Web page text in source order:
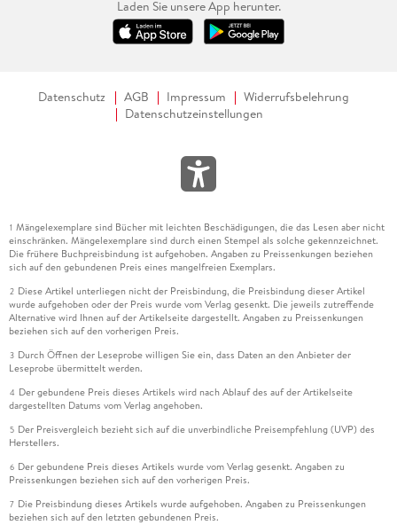
Laden Sie unsere App herunter.
Datenschutz AGB Impressum
Widerrufsbelehrung
Datenschutzeinstellungen
1 Mängelexemplare sind Bücher mit leichten Beschädigungen, die das Lesen aber nicht
einschränken. Mängelexemplare sind durch einen Stempel als solche gekennzeichnet.
Die frühere Buchpreisbindung ist aufgehoben. Angaben zu Preissenkungen beziehen
sich auf den gebundenen Preis eines mangelfreien Exemplars.
2 Diese Artikel unterliegen nicht der Preisbindung, die Preisbindung dieser Artikel
wurde aufgehoben oder der Preis wurde vom Verlag gesenkt. Die jeweils zutreffende
Alternative wird Ihnen auf der Artikelseite dargestellt. Angaben zu Preissenkungen
beziehen sich auf den vorherigen Preis.
3 Durch Öffnen der Leseprobe willigen Sie ein, dass Daten an den Anbieter der
Leseprobe übermittelt werden.
4 Der gebundene Preis dieses Artikels wird nach Ablauf des auf der Artikelseite
dargestellten Datums vom Verlag angehoben.
5 Der Preisvergleich bezieht sich auf die unverbindliche Preisempfehlung (UVP) des
Herstellers.
6 Der gebundene Preis dieses Artikels wurde vom Verlag gesenkt. Angaben zu
Preissenkungen beziehen sich auf den vorherigen Preis.
7 Die Preisbindung dieses Artikels wurde aufgehoben. Angaben zu Preissenkungen
beziehen sich auf den letzten gebundenen Preis.